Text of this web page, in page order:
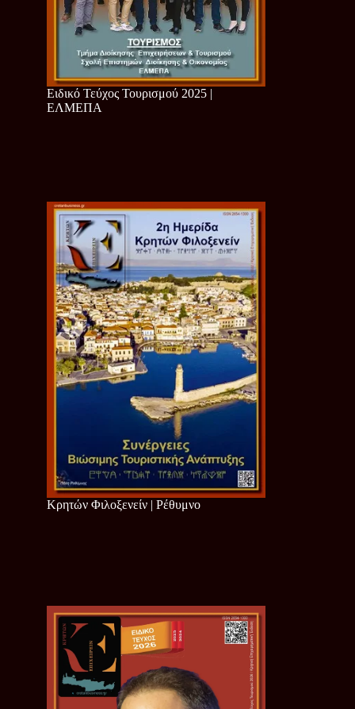
Ειδικό Τεύχος Τουρισμού 2025 |
ΕΛΜΕΠΑ
Κρητών Φιλοξενείν | Ρέθυμνο